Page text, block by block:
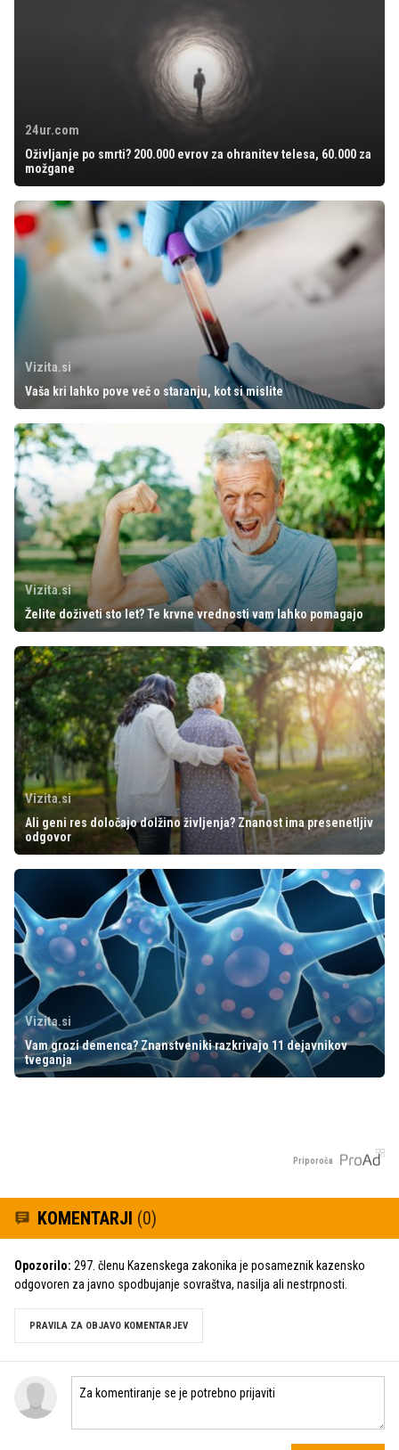
24ur.com
Oživljanje po smrti? 200.000 evrov za ohranitev telesa, 60.000 za
možgane
Vizita.si
Vaša kri lahko pove več o staranju, kot si mislite
Vizita.si
Želite doživeti sto let? Te krvne vrednosti vam lahko pomagajo
Vizita.si
Ali geni res določajo dolžino življenja? Znanost ima presenetljiv
odgovor
Vizita.si
Vam grozi demenca? Znanstveniki razkrivajo 11 dejavnikov
tveganja
Priporoča
KOMENTARJI (0)
Opozorilo: 297. členu Kazenskega zakonika je posameznik kazensko
odgovoren za javno spodbujanje sovraštva, nasilja ali nestrpnosti.
PRAVILA ZA OBJAVO KOMENTARJEV